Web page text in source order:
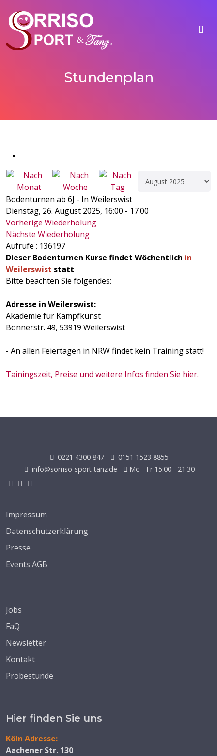
Stundenplan
Bodenturnen ab 6J - In Weilerswist
Dienstag, 26. August 2025, 16:00 - 17:00
Vorherige Wiederholung
Nächste Wiederholung
Aufrufe : 136197
Dieser Bodenturnen Kurse findet Wöchentlich in
Weilerswist statt
Bitte beachten Sie folgendes:
Adresse in Weilerswist:
Akademie für Kampfkunst
Bonnerstr. 49, 53919 Weilerswist
- An allen Feiertagen in NRW findet kein Training statt!
Tainingszeit, Preise und weitere Infos finden Sie hier.
0221 4300 847
0151 1523 8855
info@sorriso-sport-tanz.de
Mo - Fr 15:00 - 21:30
Impressum
Datenschutzerklärung
Presse
Events AGB
Jobs
FaQ
Newsletter
Kontakt
Probestunde
Hier finden Sie uns
Köln Adresse:
Aachener Str. 130